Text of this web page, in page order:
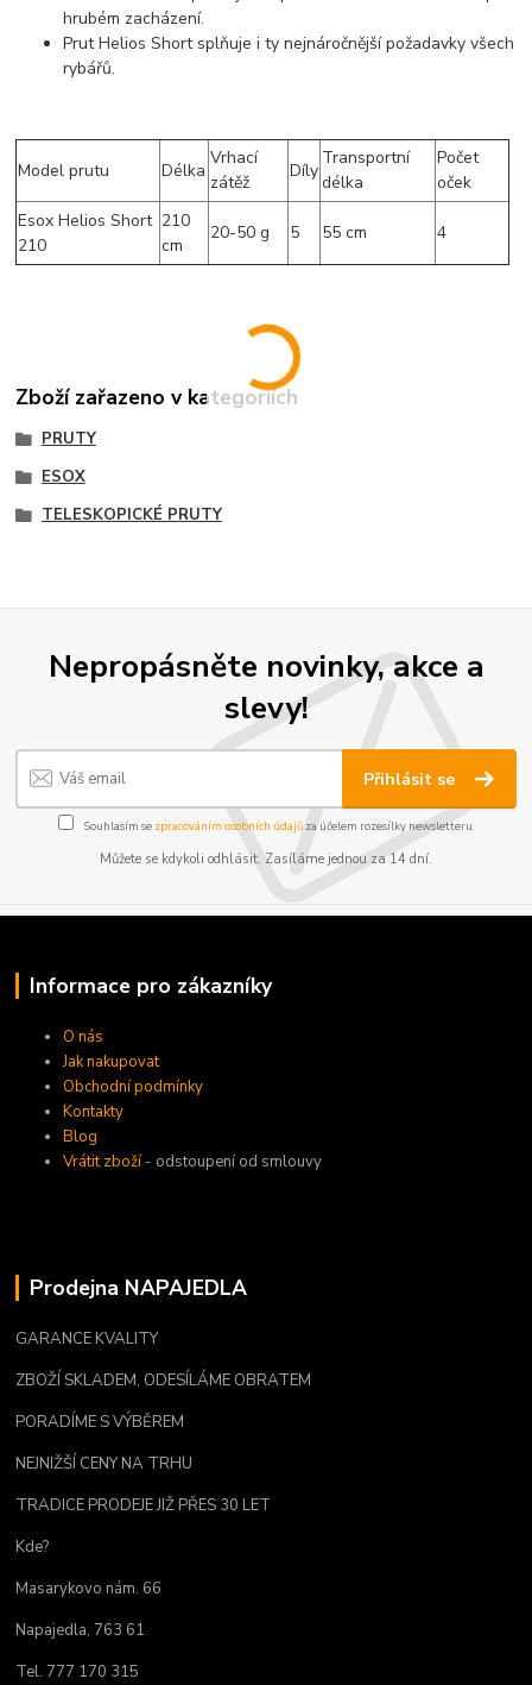
hrubém zacházení.
Prut Helios Short splňuje i ty nejnáročnější požadavky všech
rybářů.
Model prutu Délka
Vrhací
zátěž
Díly
Transportní
délka
Počet
oček
Esox Helios Short
210
210
cm
20-50 g 5 55 cm 4
Zboží zařazeno v kategoriích
PRUTY
ESOX
TELESKOPICKÉ PRUTY
Nepropásněte novinky, akce a
slevy!
Přihlásit se
Souhlasím se zpracováním osobních údajůza účelem rozesílky newsletteru.
Můžete se kdykoli odhlásit. Zasíláme jednou za 14 dní.
Informace pro zákazníky
O nás
Jak nakupovat
Obchodní podmínky
Kontakty
Blog
Vrátit zboží- odstoupení od smlouvy
Prodejna NAPAJEDLA
GARANCE KVALITY
ZBOŽÍ SKLADEM, ODESÍLÁME OBRATEM
PORADÍME S VÝBĚREM
NEJNIŽŠÍ CENY NA TRHU
TRADICE PRODEJE JIŽ PŘES 30 LET
Kde?
Masarykovo nám. 66
Napajedla, 763 61
Tel. 777 170 315